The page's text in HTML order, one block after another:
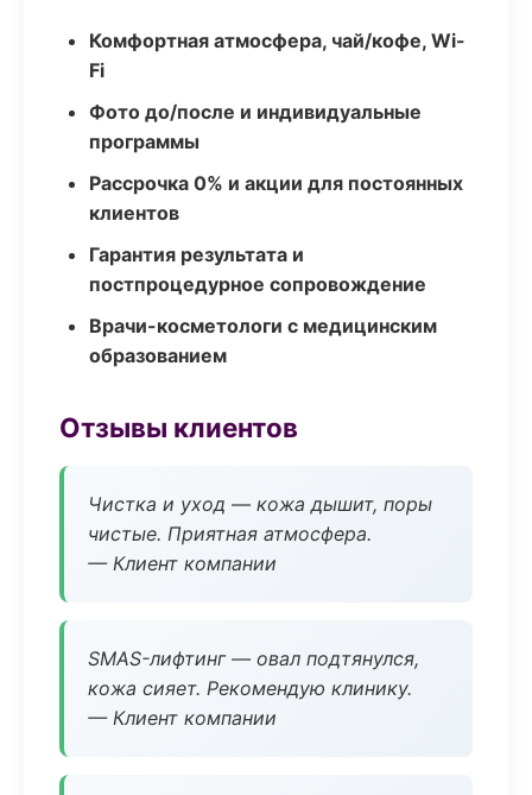
Комфортная атмосфера, чай/кофе, Wi-
Fi
Фото до/после и индивидуальные
программы
Рассрочка 0% и акции для постоянных
клиентов
Гарантия результата и
постпроцедурное сопровождение
Врачи-косметологи с медицинским
образованием
Отзывы клиентов
Чистка и уход — кожа дышит, поры
чистые. Приятная атмосфера.
— Клиент компании
SMAS-лифтинг — овал подтянулся,
кожа сияет. Рекомендую клинику.
— Клиент компании